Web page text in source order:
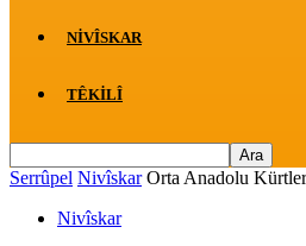
NIVÎSKAR
TÊKILÎ
Serrûpel Nivîskar Orta Anadolu
Nivîskar